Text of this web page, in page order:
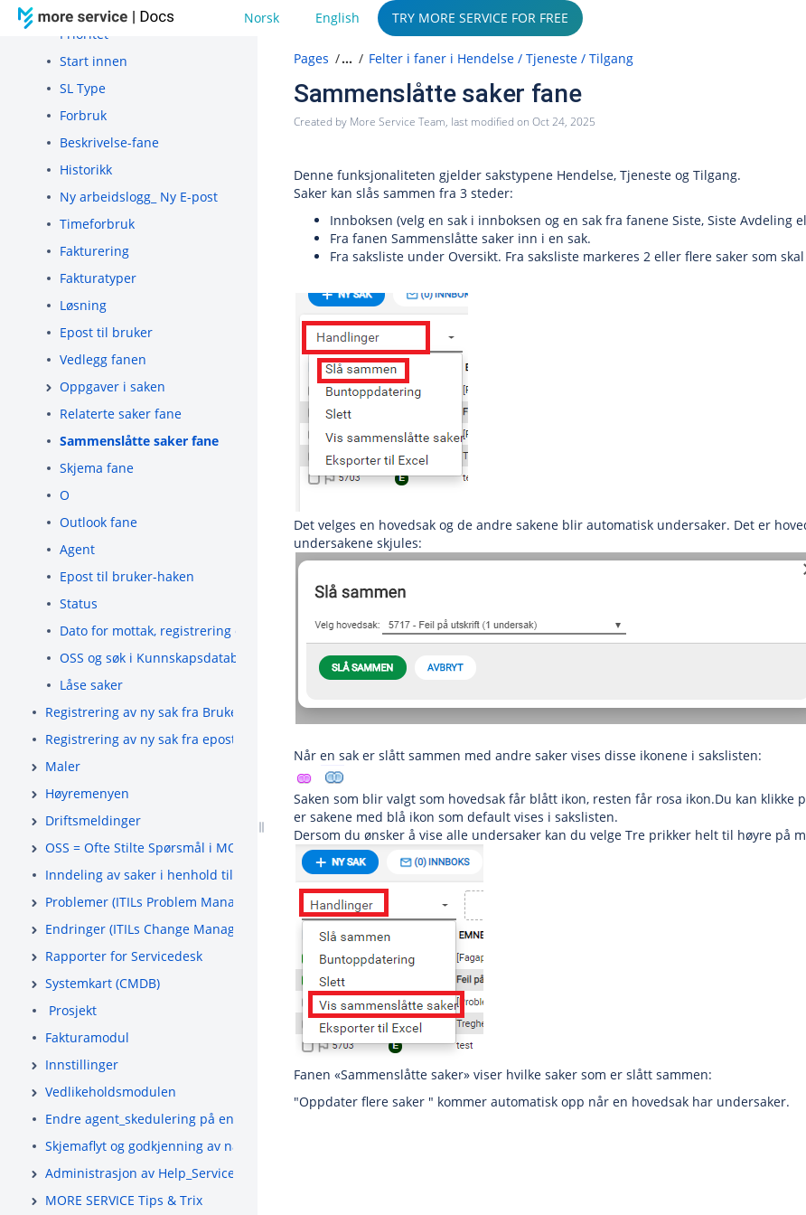
Norsk English TRY MORE SERVICE FOR FREE
Påvirker
Prioritet
Start innen
SL Type
Forbruk
Beskrivelse-fane
Historikk
Ny arbeidslogg_ Ny E-post
Timeforbruk
Fakturering
Fakturatyper
Løsning
Epost til bruker
Vedlegg fanen
Oppgaver i saken
Relaterte saker fane
Sammenslåtte saker fane
Skjema fane
O
Outlook fane
Agent
Epost til bruker-haken
Status
Dato for mottak, registrering og oppdatering
OSS og søk i Kunnskapsdatabase
Låse saker
Registrering av ny sak fra BrukerWeb
Registrering av ny sak fra epost
Maler
Høyremenyen
Driftsmeldinger
OSS = Ofte Stilte Spørsmål i MORE SERVICE
Inndeling av saker i henhold til ITIL
Problemer (ITILs Problem Management)
Endringer (ITILs Change Management)
Rapporter for Servicedesk
Systemkart (CMDB)
Prosjekt
Fakturamodul
Innstillinger
Vedlikeholdsmodulen
Endre agent_skedulering på en oppgave eller slette
Skjemaflyt og godkjenning av nærmeste leder
Administrasjon av Help_Servicedesk _(ServiceDesk-_Admin-fane)
MORE SERVICE Tips & Trix
Pages … Felter i faner i Hendelse / Tjeneste / Tilgang
Sammenslåtte saker fane
Created by More Service Team, last modified on Oct 24, 2025
Denne funksjonaliteten gjelder sakstypene Hendelse, Tjeneste og Tilgang.
Saker kan slås sammen fra 3 steder:
Innboksen (velg en sak i innboksen og en sak fra fanene Siste, Siste Avdeling
Fra fanen Sammenslåtte saker inn i en sak.
Fra saksliste under Oversikt. Fra saksliste markeres 2 eller flere saker som
Det velges en hovedsak og de andre sakene blir automatisk undersaker. Det er
undersakene skjules:
Når en sak er slått sammen med andre saker vises disse ikonene i sakslisten:
Saken som blir valgt som hovedsak får blått ikon, resten får rosa ikon.Du kan klikke
er sakene med blå ikon som default vises i sakslisten.
Dersom du ønsker å vise alle undersaker kan du velge Tre prikker helt til høyre på
Fanen «Sammenslåtte saker» viser hvilke saker som er slått sammen:
"Oppdater flere saker " kommer automatisk opp når en hovedsak har undersaker.